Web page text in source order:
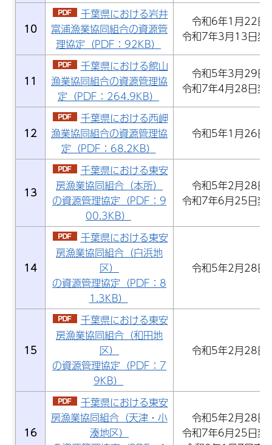
10
千葉県における岩井
富浦漁業協同組合の資源管
理協定（PDF：92KB）
令和6年1月22日
令和7年3月13日変
11
千葉県における館山
漁業協同組合の資源管理協
定（PDF：264.9KB）
令和5年3月29日
令和7年4月28日変
12
千葉県における西岬
漁業協同組合の資源管理協
定（PDF：68.2KB）
令和5年1月26日
13
千葉県における東安
房漁業協同組合（本所）
の資源管理協定（PDF：9
00.3KB）
令和5年2月28日
令和7年6月25日変
14
千葉県における東安
房漁業協同組合（白浜地
区）
の資源管理協定（PDF：8
1.3KB）
令和5年2月28日
15
千葉県における東安
房漁業協同組合（和田地
区）
の資源管理協定（PDF：7
9KB）
令和5年2月28日
16
千葉県における東安
房漁業協同組合（天津・小
湊地区）
令和5年2月28日
令和7年6月25日変